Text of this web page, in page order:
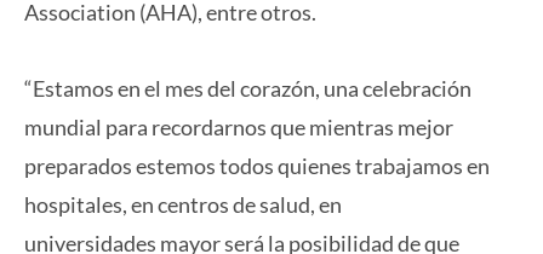
Association (AHA), entre otros.
“Estamos en el mes del corazón, una celebración
mundial para recordarnos que mientras mejor
preparados estemos todos quienes trabajamos en
hospitales, en centros de salud, en
universidades mayor será la posibilidad de que